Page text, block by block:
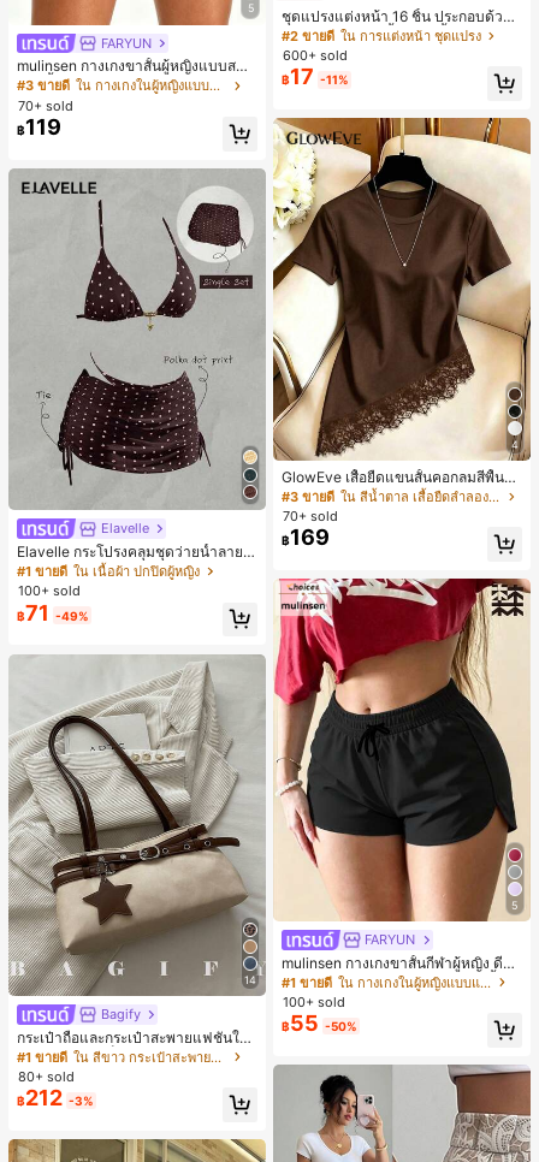
5
FARYUN
mulinsen กางเกงขาสั้นผู้หญิงแบบสบา
ยๆ สีพื้น หลวม อเนกประสงค์ กางเกงขา
สั้นกีฬา 2-In-1 สำหรับวิ่ง ฟิตเนส และก
ารฝึกซ้อมกีฬาในฤดูร้อน
#3 ขายดี
ใน กางเกงในผู้หญิงแบบแอคทีฟ
70+ sold
฿119
Elavelle
Elavelle กระโปรงคลุมชุดว่ายน้ำลายจุ
ดสำหรับผู้หญิง, กระโปรงคลุมชุดว่าย
น้ำสีน้ำตาลสำหรับเทศกาลฤดูใบไม้ผลิ/
ฤดูร้อน
#1 ขายดี ใน เนื้อผ้า ปกปิดผู้หญิง
100+ sold
฿71 -49%
14
Bagify
กระเป๋าถือและกระเป๋าสะพายแฟชั่นให
ม่ ตกแต่งด้วยเข็มขัด เหมาะสำหรับงาน
ปาร์ตี้ การรวมตัว การออกไปข้างนอก ก
ารท่องเที่ยว การช้อปปิ้ง และการใช้งาน
ประจำวัน สามารถเก็บเหรียญ โทรศัพท์
านออฟฟิศ นักศึกษามหาวิทยาลัย และ
พนักงานออฟฟิศ กระเป๋าผู้หญิงที่หรูหรา
#1 ขายดี
ใน สีขาว กระเป๋าสะพายผู้หญิง
80+ sold
฿212 -3%
ชุดแปรงแต่งหน้า 16 ชิ้น ประกอบด้วยแ
ปรงแต่งหน้า 13 ชิ้น, ฟองน้ำแต่งหน้ารู
ปหยดน้ำ 1 ชิ้น, แปรงแป้งรองพื้นกลม 1
ชิ้น และฟองน้ำแต่งหน้ารูปสามเหลี่ยม
1 ชิ้น - ชุดคลาสสิก ทำจากขนสังเคราะ
หญิงและเด็กผู้หญิง เหมาะสำหรับฤดูใบ
ไม้ร่วงและฤดูหนาว
#2 ขายดี ใน การแต่งหน้า ชุดแปรง
600+ sold
฿17 -11%
4
GlowEve เสื้อยืดแขนสั้นคอกลมสีพื้นลำ
ลองอเนกประสงค์สำหรับผู้หญิง
#3 ขายดี
ใน สีน้ำตาล เสื้อยืดลำลองพื้นฐาน
70+ sold
฿169
5
FARYUN
mulinsen กางเกงขาสั้นกีฬาผู้หญิง ดีไซ
น์ปลายเปิด เอวยืดหยุ่น กางเกงขาสั้น
ลำลองกีฬาฤดูร้อน ความยาว 3/4
#1 ขายดี
ใน กางเกงในผู้หญิงแบบแอคทีฟ
100+ sold
฿55 -50%